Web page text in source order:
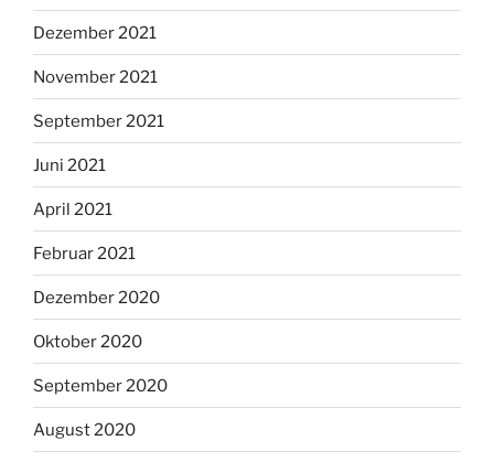
Dezember 2021
November 2021
September 2021
Juni 2021
April 2021
Februar 2021
Dezember 2020
Oktober 2020
September 2020
August 2020